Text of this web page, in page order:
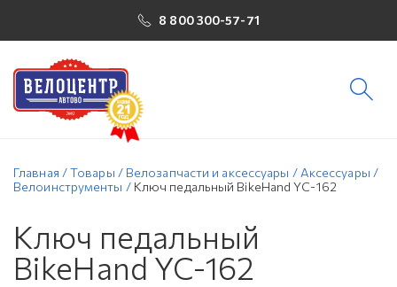
8 800 300-57-71
Главная /Товары / Велозапчасти и аксессуары / Аксессуары /
Велоинструменты / Ключ педальный BikeHand YC-162
Ключ педальный
BikeHand YC-162